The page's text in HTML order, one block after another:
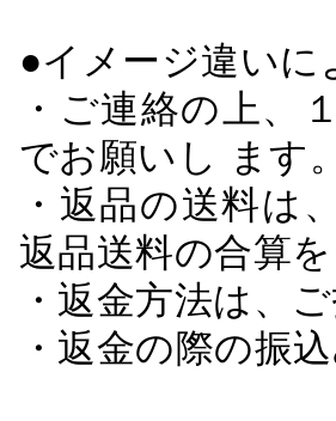
●イメージ違い
・ご連絡の上、
でお願いし ます。
・返品の送料は
返品送料の合算
・返金方法は、
・返金の際の振